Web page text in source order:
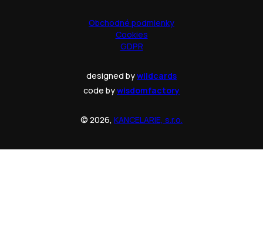
Obchodné podmienky
Cookies
GDPR
designed bywildcards
code bywisdomfactory
© 2026, KANCELARIE, s.r.o.